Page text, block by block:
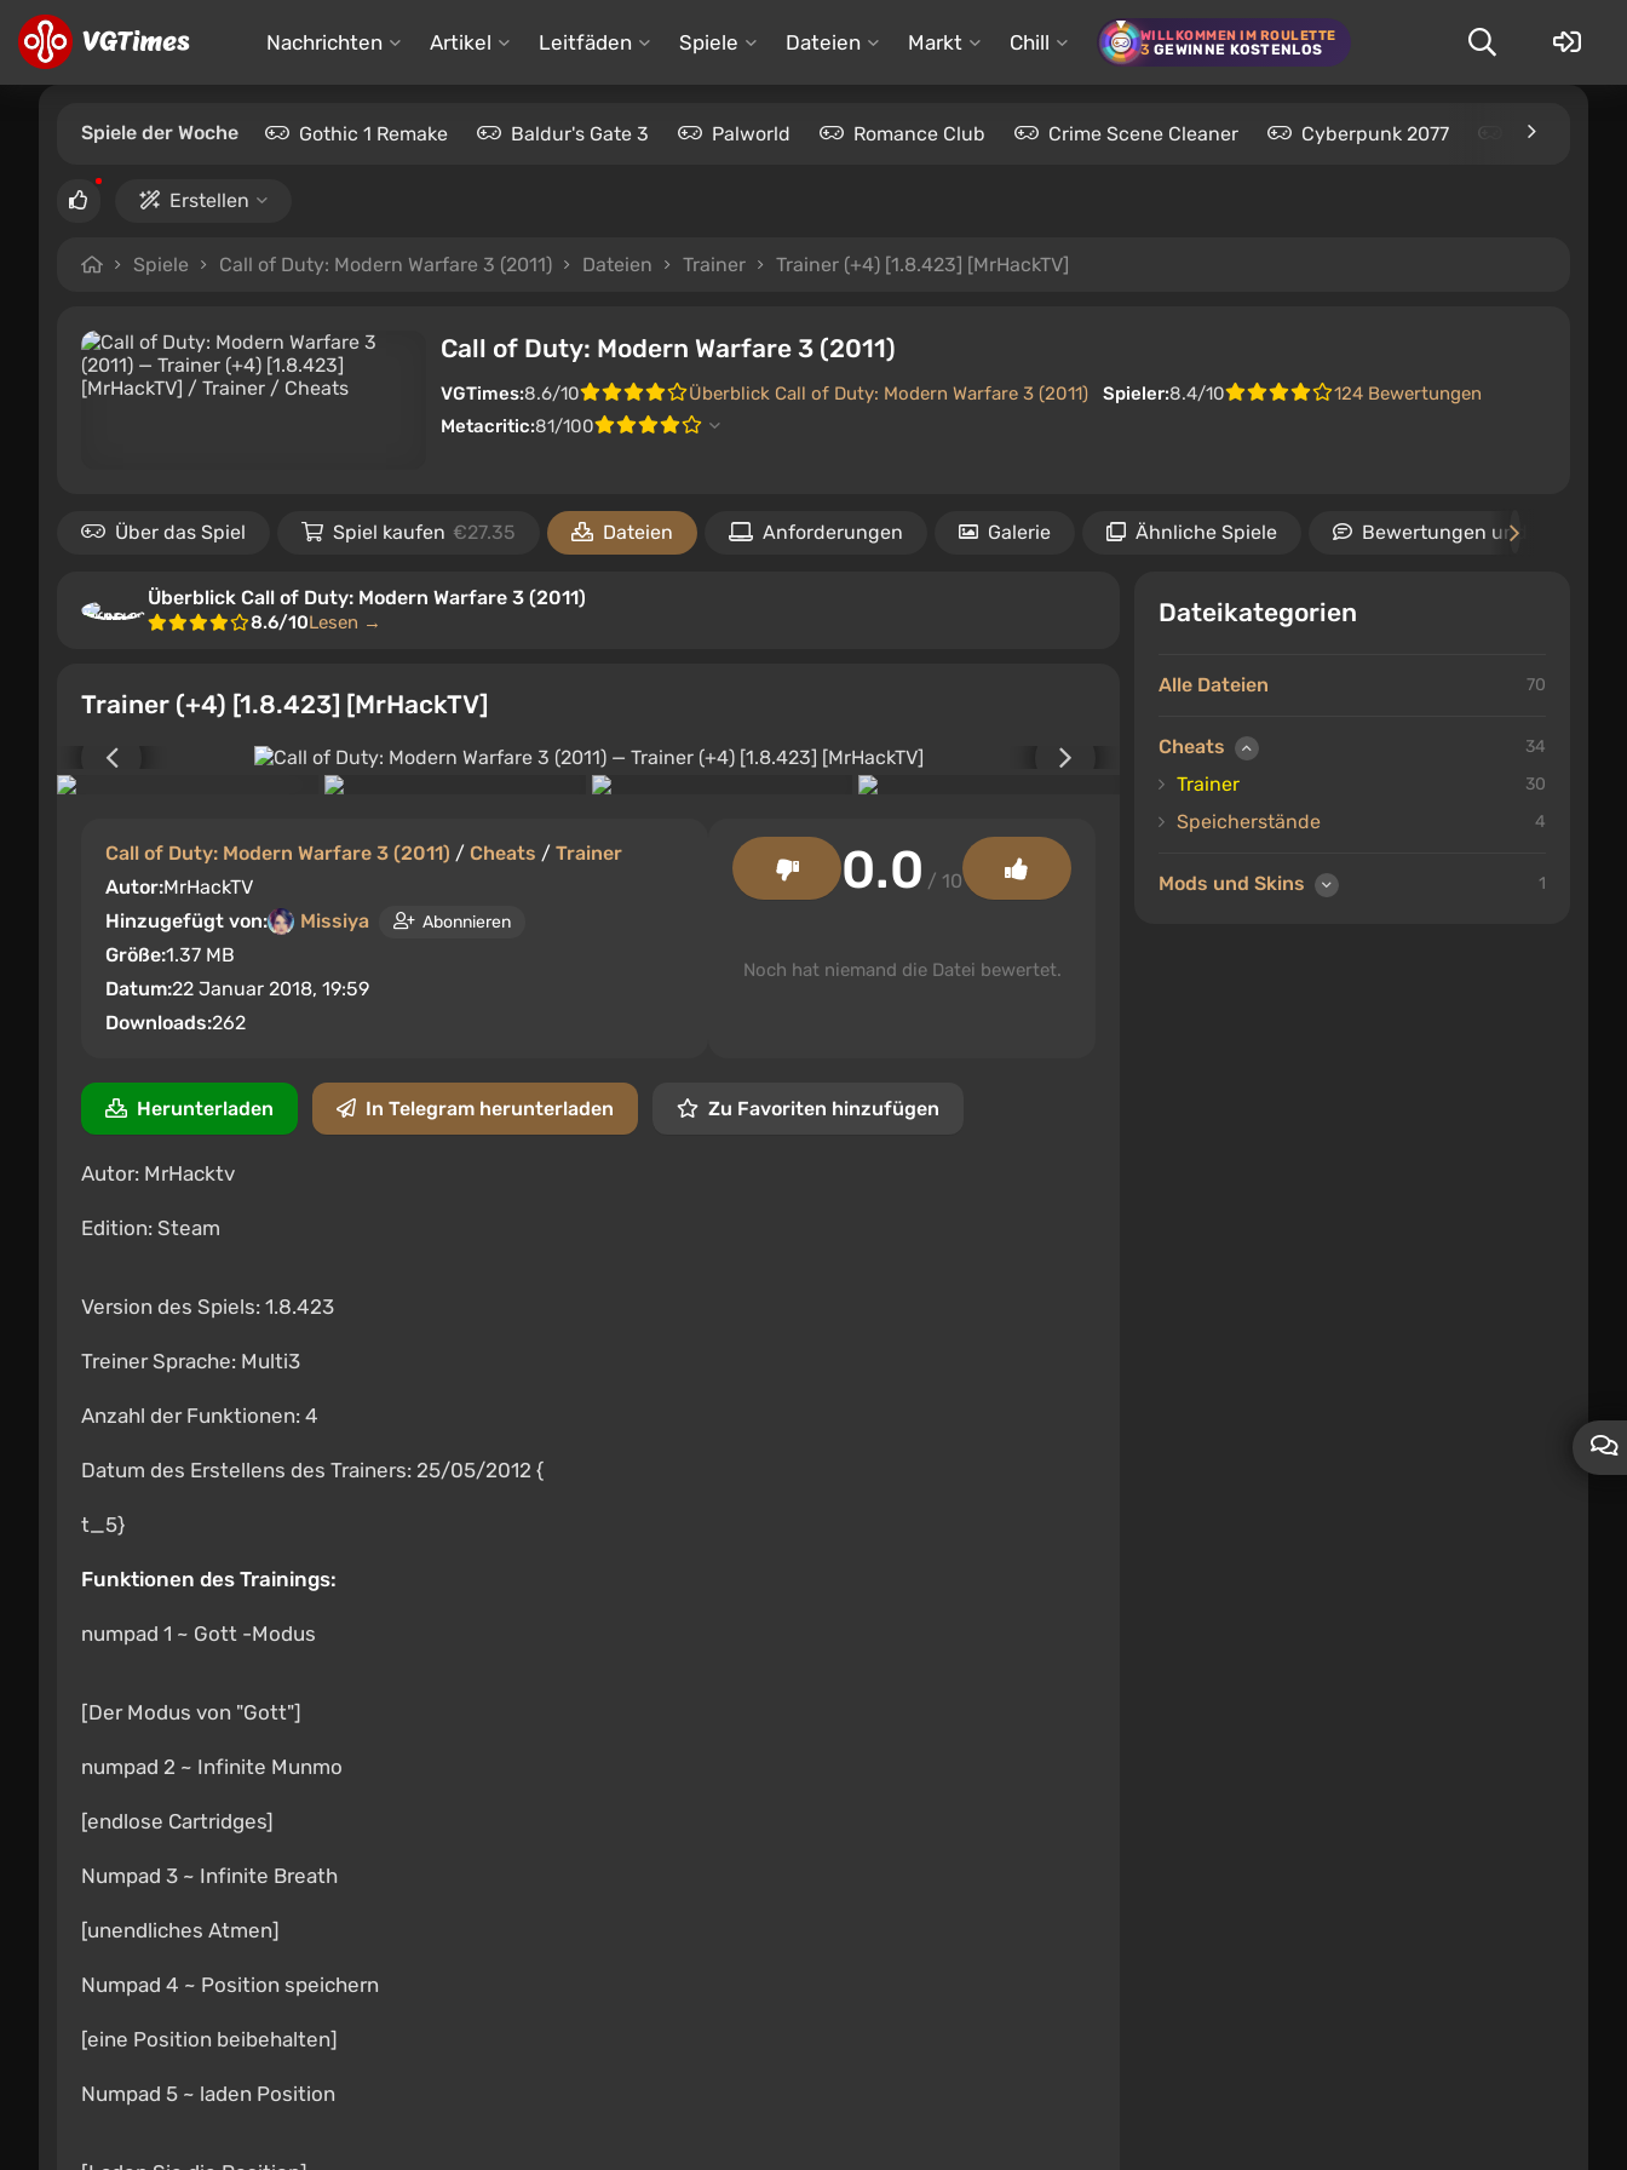
Nachrichten Artikel Leitfäden Spiele Dateien Markt Chill WILLKOMMEN IM ROULETTE
3 GEWINNE KOSTENLOS
Spiele der Woche Gothic 1 Remake Baldur's Gate 3 Palworld Romance Club Crime Scene Cleaner Cyberpunk 2077 Kingdom
Erstellen
Spiele Call of Duty: Modern Warfare 3 (2011) Dateien Trainer Trainer (+4) [1.8.423] [MrHackTV]
Call of Duty: Modern Warfare 3 (2011)
VGTimes:8.6/10 Überblick Call of Duty: Modern Warfare 3 (2011) Spieler:8.4/10
124 Bewertungen
Metacritic:81/100
Über das Spiel Spiel kaufen €27.35 Dateien Anforderungen Galerie Ähnliche Spiele Bewertungen und
Überblick Call of Duty: Modern Warfare 3 (2011)
8.6/10Lesen → Dateikategorien
Alle Dateien 70
Cheats 34
Trainer 30
Speicherstände 4
Mods und Skins 1
Trainer (+4) [1.8.423] [MrHackTV]
Call of Duty: Modern Warfare 3 (2011) / Cheats / Trainer
Autor:MrHackTV
Hinzugefügt von:
Missiya Abonnieren
Größe:1.37 MB
Datum:22 Januar 2018, 19:59
Downloads:262
0.0 / 10
Noch hat niemand die Datei bewertet.
Herunterladen In Telegram herunterladen Zu Favoriten hinzufügen
Autor: MrHacktv
Edition: Steam
Version des Spiels: 1.8.423
Treiner Sprache: Multi3
Anzahl der Funktionen: 4
Datum des Erstellens des Trainers: 25/05/2012 {
t_5}
Funktionen des Trainings:
numpad 1 ~ Gott -Modus
[Der Modus von "Gott"]
numpad 2 ~ Infinite Munmo
[endlose Cartridges]
Numpad 3 ~ Infinite Breath
[unendliches Atmen]
Numpad 4 ~ Position speichern
[eine Position beibehalten]
Numpad 5 ~ laden Position